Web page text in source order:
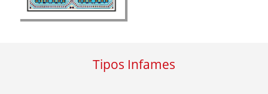
Tipos Infames